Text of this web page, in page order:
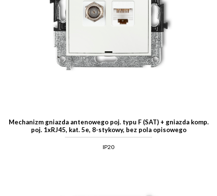
Mechanizm gniazda antenowego poj. typu F (SAT) + gniazda komp.
poj. 1xRJ45, kat. 5e, 8-stykowy, bez pola opisowego
IP20